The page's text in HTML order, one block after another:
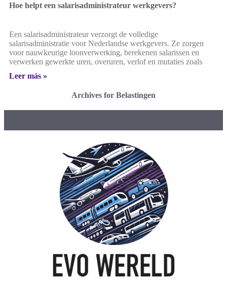
Hoe helpt een salarisadministrateur werkgevers?
Een salarisadministrateur verzorgt de volledige
salarisadministratie voor Nederlandse werkgevers. Ze zorgen
voor nauwkeurige loonverwerking, berekenen salarissen en
verwerken gewerkte uren, overuren, verlof en mutaties zoals
Leer más »
Archives for Belastingen